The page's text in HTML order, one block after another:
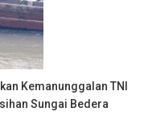
Kemanunggalan TNI
Sungai Bedera